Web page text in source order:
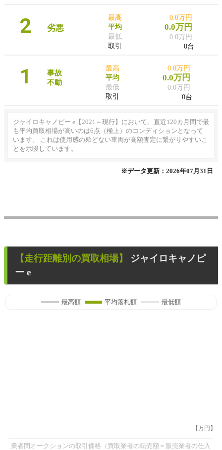
2 劣悪
最高
平均
最低
取引
0.0万円
0.0万円
0.0万円
0台
1
事故
不動
最高
平均
最低
取引
0.0万円
0.0万円
0.0万円
0台
ジャイロキャノピー e【2021～現行】において。直近120カ月間で最
も平均買取相場が高いのは6点（極上）のコンディションとなって
います。 これは使用感の殆どない車両が高額査定に繋がりやすいこ
とを示唆しています。
※データ更新：2026年07月31日
【走行距離別の買取相場】
ジャイロキャノピ
ー e
最高額 平均落札額 最低額
【万円】
業者間オークションの取引価格（買取業者の転売額＝販売業者の仕入